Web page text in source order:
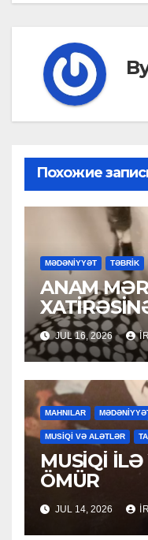
Похожие
MƏDƏNİYYƏT TƏBRİK
ANAM
JUL 16, 2026
MAHNILAR
MUSİQİ VƏ ALƏTLƏR
MUSİQİ İLƏ
ÖMÜR
JUL 14, 2026